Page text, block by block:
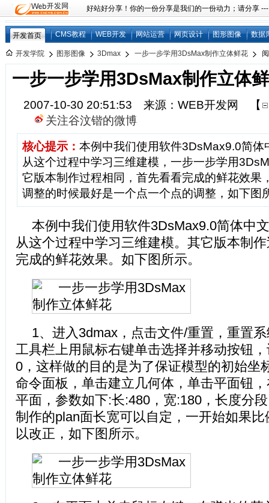
好站好分享！你的一份分享是我们的一份动力；请分享
开发首页 CMS教程 WEB开发 网站运营 网页设计 图形图像 数据
开发学院 图形图像 3Dmax 一步一步学用3DsMax制作立体鲜花
一步一步学用3DsMax制作立体
2007-10-30 20:51:53 来源：WEB开发网
【
关注谷汶锴的微博
核心提示： 本例中我们使用软件3DsMax9.0简体
从这个过程中学习三维建模，一步一步学用
它版本制作过程相同，首先看看完成的鲜花效果
调整的时候最好是一个点一个点的调整，如下图
本例中我们使用软件3DsMax9.0简体中
从这个过程中学习三维建模。其它版本制
完成的鲜花效果。如下图所示。
1、进入3dmax，点击文件/重置，重置
工具栏上用鼠标右键单击选择并移动按钮
0，这样做的目的是为了保证模型的初始坐
命令面板，单击建立几何体，单击平面钮
平面，参数如下:长:480，宽:180，长度分
制作的plan面长宽可以自定，一开始如果
以改正，如下图所示。